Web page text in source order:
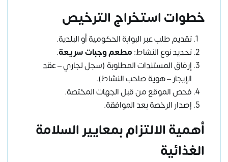
خطوات استخراج الترخيص
تقديم طلب عبر البوابة الحكومية أو البلدية.
تحديد نوع النشاط:مطعم وجبات سريعة.
إرفاق المستندات المطلوبة (سجل تجاري – عقد
الإيجار – هوية صاحب النشاط).
فحص الموقع من قبل الجهات المختصة.
إصدار الرخصة بعد الموافقة.
أهمية الالتزام بمعايير السلامة
الغذائية